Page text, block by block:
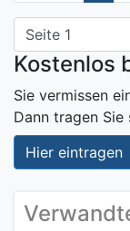
Kostenlos
Sie vermissen
Dann tragen Sie
Hier eintragen